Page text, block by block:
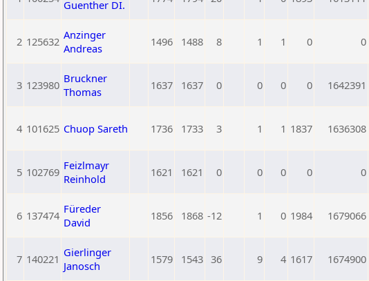
Guenther DI.
2 125632 Anzinger
Andreas
1496 1488 8 1 1 0 0
3 123980 Bruckner
Thomas
1637 1637 0 0 0 0 1642391
4 101625 Chuop Sareth 1736 1733 3 1 1 1837 1636308
5 102769 Feizlmayr
Reinhold
1621 1621 0 0 0 0 0
6 137474 Füreder
David
1856 1868 -12 1 0 1984 1679066
7 140221 Gierlinger
Janosch
1579 1543 36 9 4 1617 1674900